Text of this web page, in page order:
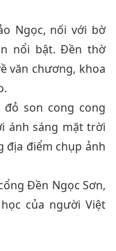
Ngọc, nối với bờ
nổi bật. Đền thờ
văn chương, khoa
đỏ son cong cong
ánh sáng mặt trời
địa điểm chụp ảnh
Đền Ngọc Sơn,
của người Việt